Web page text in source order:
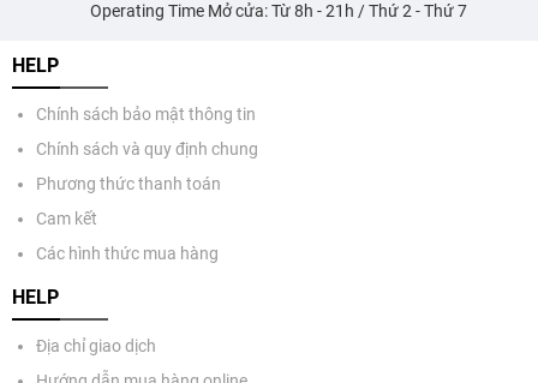
Operating Time Mở cửa: Từ 8h - 21h / Thứ 2 - Thứ 7
HELP
Chính sách bảo mật thông tin
Chính sách và quy định chung
Phương thức thanh toán
Cam kết
Các hình thức mua hàng
HELP
Địa chỉ giao dịch